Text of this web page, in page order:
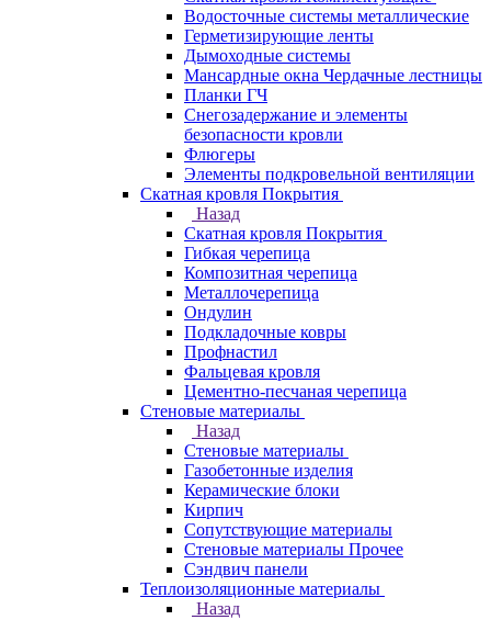
Водосточные системы металлические
Герметизирующие ленты
Дымоходные системы
Мансардные окна Чердачные лестницы
Планки ГЧ
Снегозадержание и элементы
безопасности кровли
Флюгеры
Элементы подкровельной вентиляции
Скатная кровля Покрытия
Назад
Скатная кровля Покрытия
Гибкая черепица
Композитная черепица
Металлочерепица
Ондулин
Подкладочные ковры
Профнастил
Фальцевая кровля
Цементно-песчаная черепица
Стеновые материалы
Назад
Стеновые материалы
Газобетонные изделия
Керамические блоки
Кирпич
Сопутствующие материалы
Стеновые материалы Прочее
Сэндвич панели
Теплоизоляционные материалы
Назад